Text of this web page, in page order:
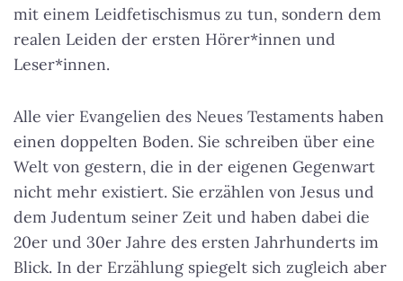
mit einem Leidfetischismus zu tun, sondern dem
realen Leiden der ersten Hörer*innen und
Leser*innen.
Alle vier Evangelien des Neues Testaments haben
einen doppelten Boden. Sie schreiben über eine
Welt von gestern, die in der eigenen Gegenwart
nicht mehr existiert. Sie erzählen von Jesus und
dem Judentum seiner Zeit und haben dabei die
20er und 30er Jahre des ersten Jahrhunderts im
Blick. In der Erzählung spiegelt sich zugleich aber